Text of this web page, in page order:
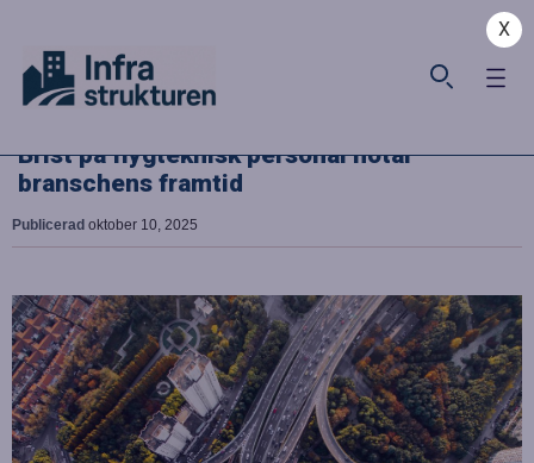
X
Brist på flygteknisk personal hotar
branschens framtid
Publicerad oktober 10, 2025